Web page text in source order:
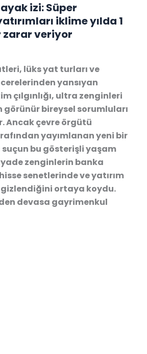
izi: Süper
iklime yılda 1
veriyor
lüks yat turları ve
yansıyan
çılgınlığı, ultra zenginleri
görünür bireysel sorumluları
Ancak çevre örgütü
yayımlanan yeni bir
suçun bu gösterişli yaşam
zenginlerin banka
senetlerinde ve yatırım
ortaya koydu.
devasa gayrimenkul